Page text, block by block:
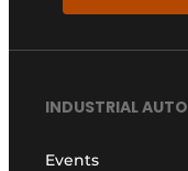
INDUSTRIAL
Events